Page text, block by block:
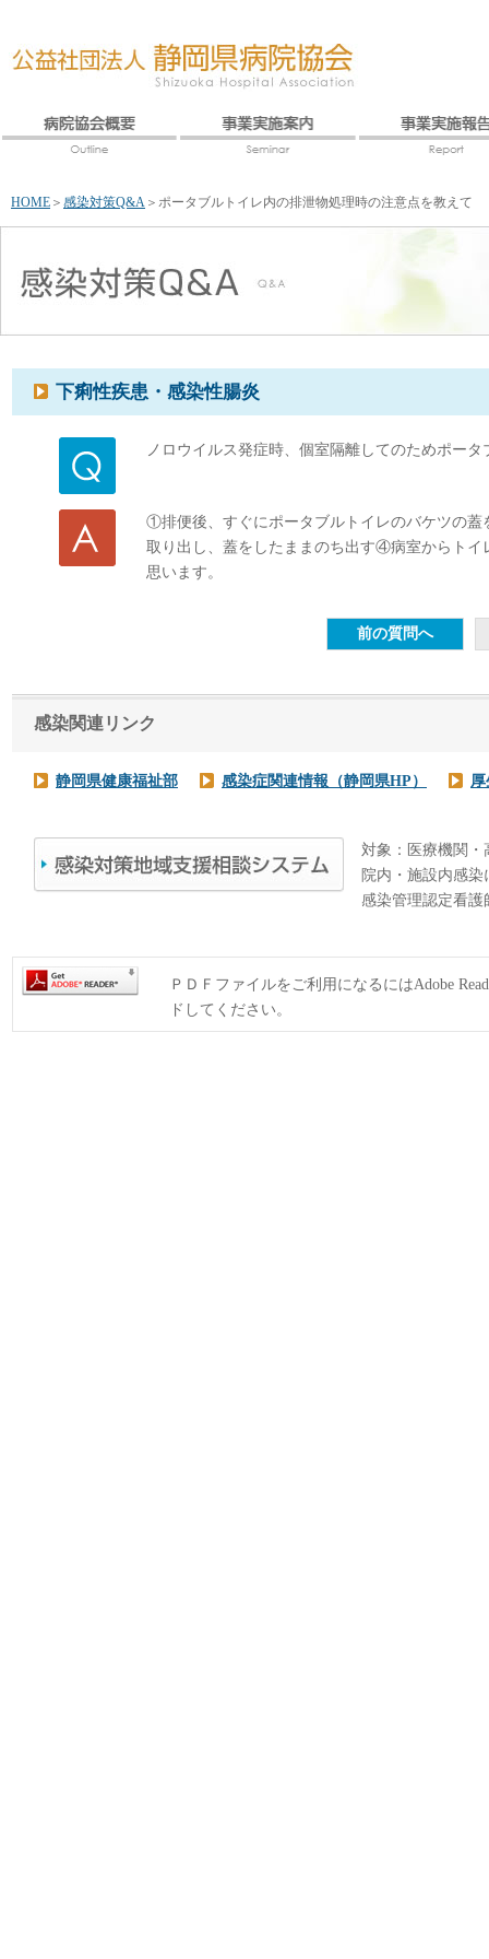
HOME ＞ 感染対策Q&A ＞ ポータブルトイレ内の排泄物処理時の注意点を教えて
下痢性疾患・感染性腸炎
ノロウイルス発症時、個室隔離してのためポー
①排便後、すぐにポータブルトイレのバケツの
取り出し、蓋をしたままのち出す④病室からト
思います。
感染関連リンク
静岡県健康福祉部 感染症関連情報（静岡県HP）
対象：医療機関・
院内・施設内感
感染管理認定看
ＰＤＦファイルをご利用になるにはAdobe
ドしてください。